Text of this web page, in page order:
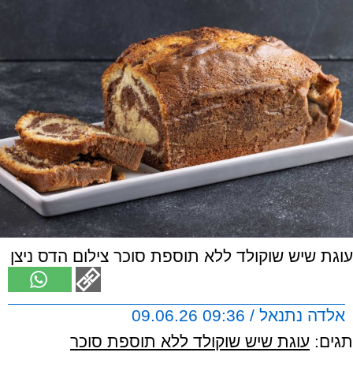
עוגת שיש שוקולד ללא תוספת סוכר צילום הדס ניצן
אלדה נתנאל / 09:36 09.06.26
תגים: עוגת שיש שוקולד ללא תוספת סוכר